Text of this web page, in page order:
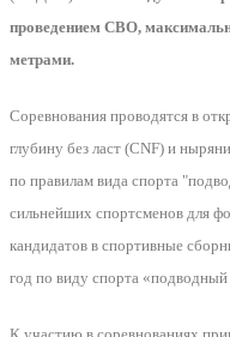
проведением СВО,
метрами.
Соревнования проводятся в
глубину без ласт (CNF) и
по правилам вида спорта
сильнейших спортсменов для
кандидатов в спортивные
год по виду спорта «подводный